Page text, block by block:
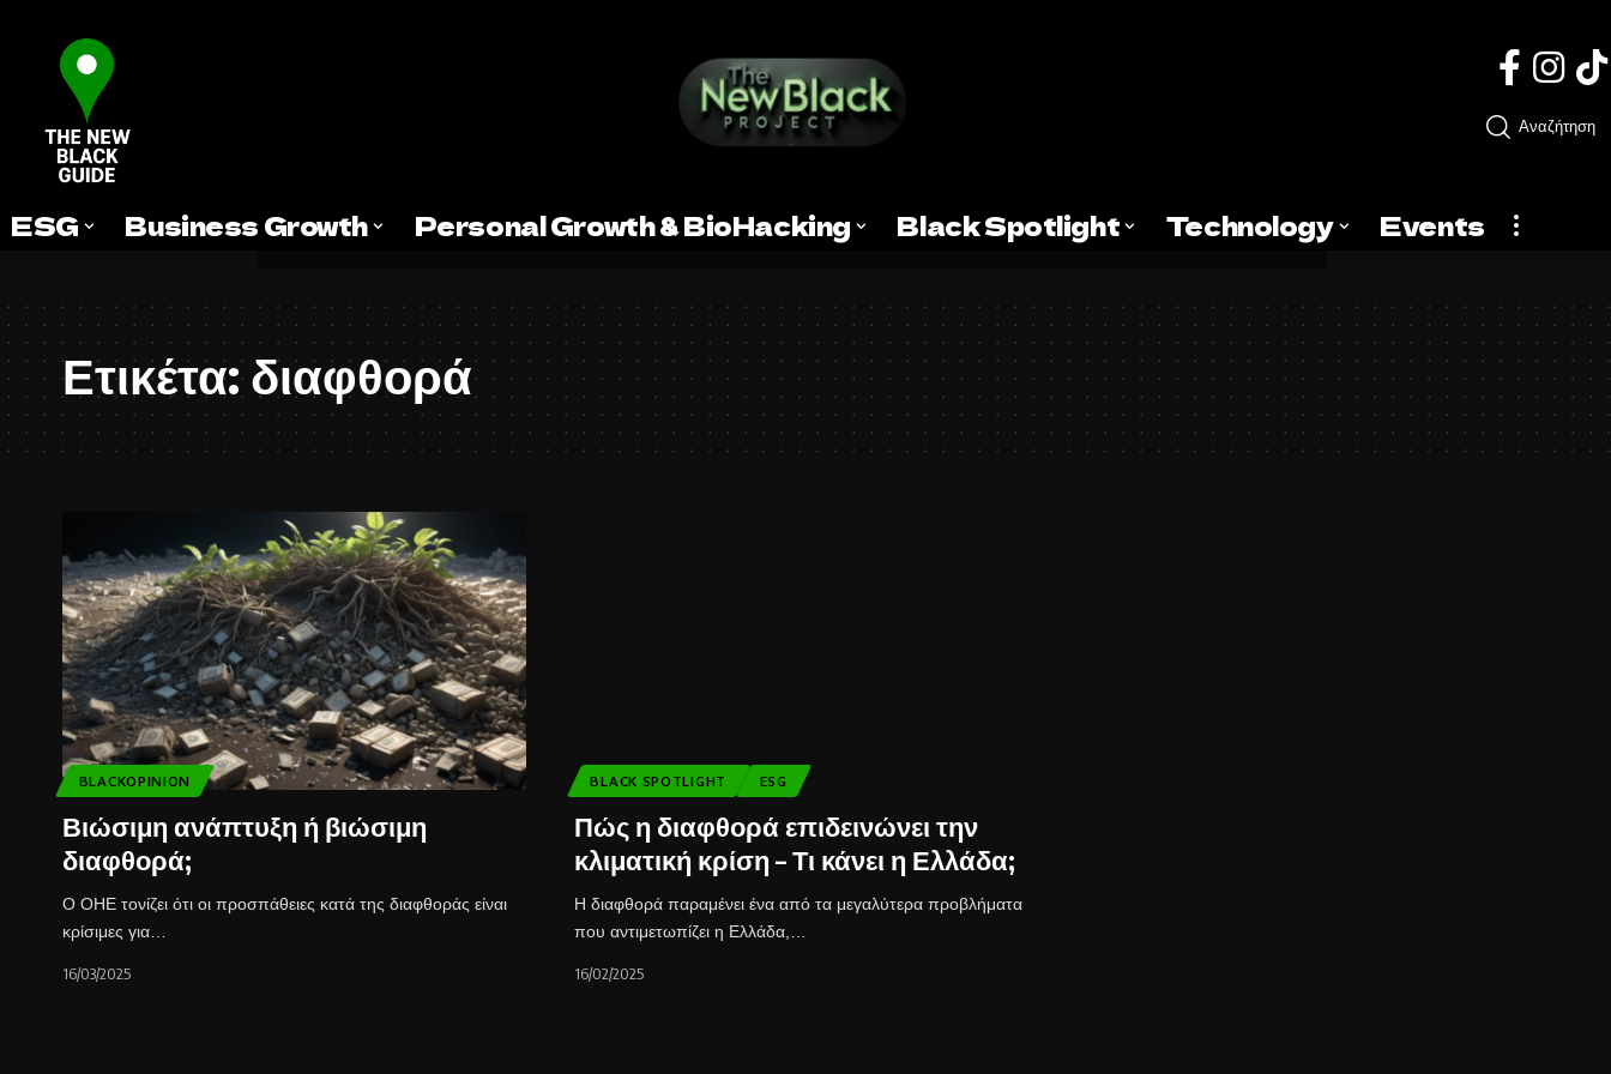
Αναζήτηση
ESG Business Growth Personal Growth & BioHacking Black Spotlight Technology Events
Ετικέτα:διαφθορά
BLACKOPINION
Βιώσιμη ανάπτυξη ή βιώσιμη
διαφθορά;
Ο ΟΗΕ τονίζει ότι οι προσπάθειες κατά της διαφθοράς είναι
κρίσιμες για…
16/03/2025
BLACK SPOTLIGHT ESG
Πώς η διαφθορά επιδεινώνει την
κλιματική κρίση – Τι κάνει η Ελλάδα;
Η διαφθορά παραμένει ένα από τα μεγαλύτερα προβλήματα
που αντιμετωπίζει η Ελλάδα,…
16/02/2025